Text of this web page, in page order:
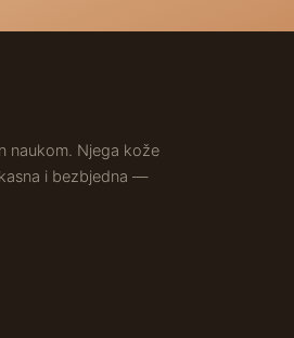
naukom. Njega kože
i bezbjedna —